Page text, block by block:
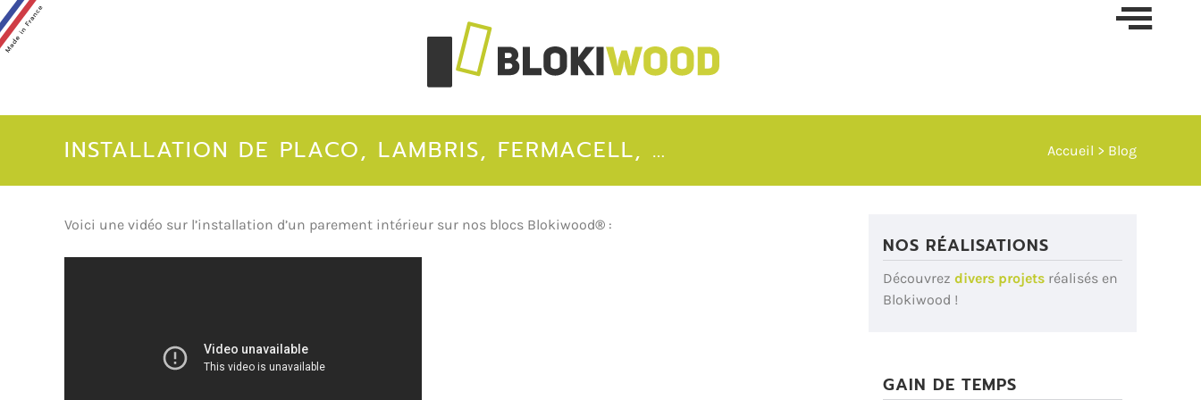
INSTALLATION DE PLACO, LAMBRIS, FERMACELL, … Accueil > Blog
Voici une vidéo sur l’installation d’un parement intérieur sur nos blocs Blokiwood® :
NOS RÉALISATIONS
Découvrez divers projets réalisés en
Blokiwood !
GAIN DE TEMPS